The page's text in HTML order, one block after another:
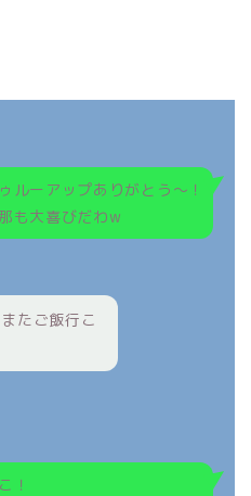
ルーアップありがとう～！
も大喜びだわw
たご飯行こ
！